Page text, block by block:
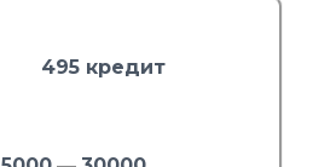
495 кредит